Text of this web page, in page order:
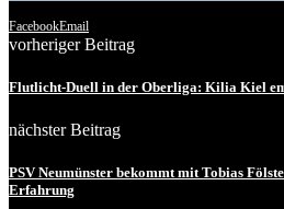
FacebookEmail
vorheriger Beitrag
Flutlicht-Duell in der Oberliga: Kilia Kiel
nächster Beitrag
PSV Neumünster bekommt mit Tobias
Erfahrung